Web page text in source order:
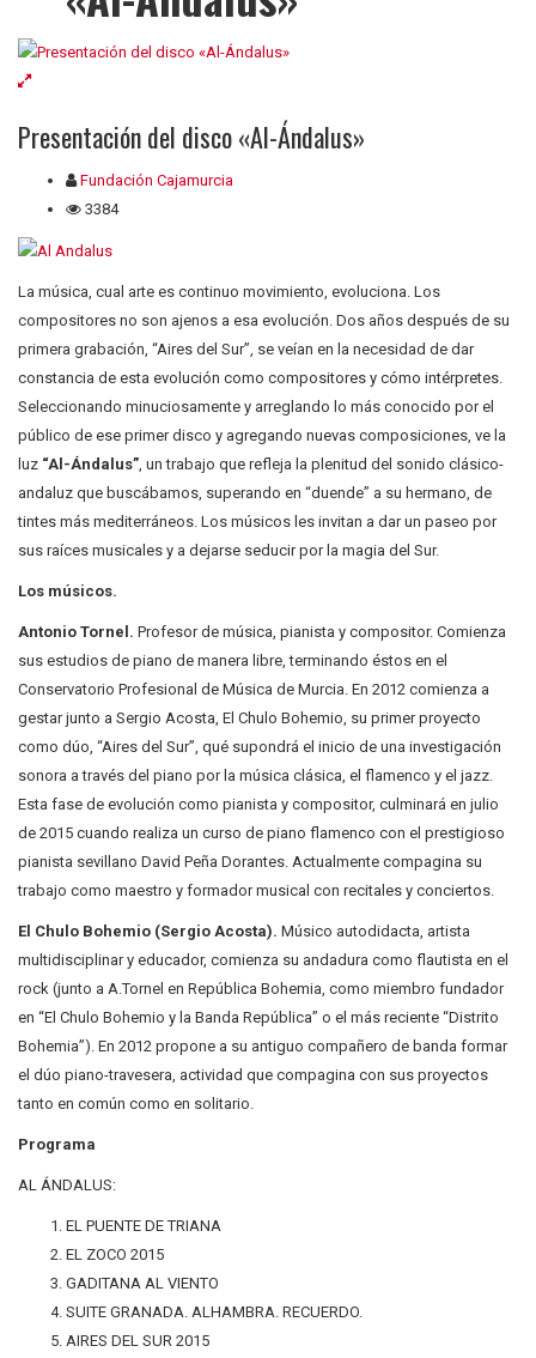
Presentación del disco «Al-Ándalus»
Fundación Cajamurcia
3384
La música, cual arte es continuo movimiento, evoluciona. Los
compositores no son ajenos a esa evolución. Dos años después de su
primera grabación, “Aires del Sur”, se veían en la necesidad de dar
constancia de esta evolución como compositores y cómo intérpretes.
Seleccionando minuciosamente y arreglando lo más conocido por el
público de ese primer disco y agregando nuevas composiciones, ve la
luz “Al-Ándalus” , un trabajo que refleja la plenitud del sonido clásico-
andaluz que buscábamos, superando en “duende” a su hermano, de
tintes más mediterráneos. Los músicos les invitan a dar un paseo por
sus raíces musicales y a dejarse seducir por la magia del Sur.
Los músicos.
Antonio Tornel. Profesor de música, pianista y compositor. Comienza
sus estudios de piano de manera libre, terminando éstos en el
Conservatorio Profesional de Música de Murcia. En 2012 comienza a
gestar junto a Sergio Acosta, El Chulo Bohemio, su primer proyecto
como dúo, “Aires del Sur”, qué supondrá el inicio de una investigación
sonora a través del piano por la música clásica, el flamenco y el jazz.
Esta fase de evolución como pianista y compositor, culminará en julio
de 2015 cuando realiza un curso de piano flamenco con el prestigioso
pianista sevillano David Peña Dorantes. Actualmente compagina su
trabajo como maestro y formador musical con recitales y conciertos.
El Chulo Bohemio (Sergio Acosta). Músico autodidacta, artista
multidisciplinar y educador, comienza su andadura como flautista en el
rock (junto a A.Tornel en República Bohemia, como miembro fundador
en “El Chulo Bohemio y la Banda República” o el más reciente “Distrito
Bohemia”). En 2012 propone a su antiguo compañero de banda formar
el dúo piano-travesera, actividad que compagina con sus proyectos
tanto en común como en solitario.
Programa
AL ÁNDALUS:
EL PUENTE DE TRIANA
EL ZOCO 2015
GADITANA AL VIENTO
SUITE GRANADA. ALHAMBRA. RECUERDO.
AIRES DEL SUR 2015